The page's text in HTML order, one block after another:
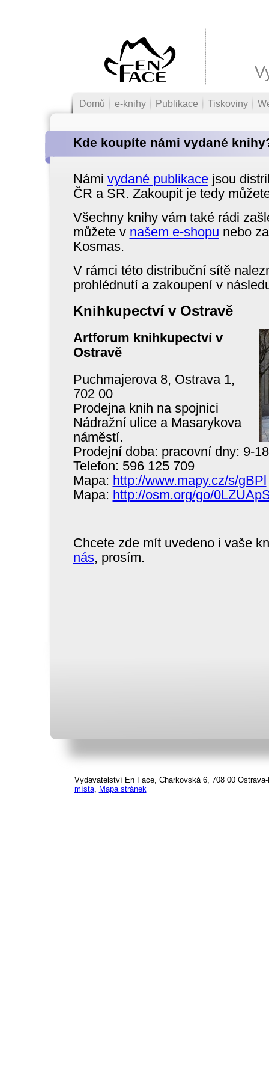
Domů e-knihy Publikace Tiskoviny
Kde koupíte námi vydané
Námi vydané publikacejsou
ČR a SR. Zakoupit je tedy
Všechny knihy vám také rádi
můžete v našem e-shopu nebo
Kosmas.
V rámci této distribuční sítě
prohlédnutí a zakoupení v
Knihkupectví v Ostravě
Artforum knihkupectví v
Ostravě
Puchmajerova 8, Ostrava 1,
702 00
Prodejna knih na spojnici
Nádražní ulice a Masarykova
náměstí.
Prodejní doba: pracovní dny: 9-
Telefon: 596 125 709
Mapa: http://www.mapy.cz/s/gBPl
Mapa: http://osm.org/go/
Chcete zde mít uvedeno i vaše
nás, prosím.
Vydavatelství En Face, Charkovská 6, 708 00
místa, Mapa stránek